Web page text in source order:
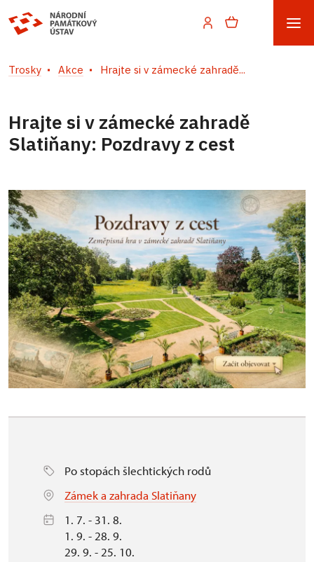
Trosky Akce Hrajte si v zámecké zahradě...
Hrajte si v zámecké zahradě
Slatiňany: Pozdravy z cest
Po stopách šlechtických rodů
Zámek a zahrada Slatiňany
1. 7. - 31. 8.
1. 9. - 28. 9.
29. 9. - 25. 10.